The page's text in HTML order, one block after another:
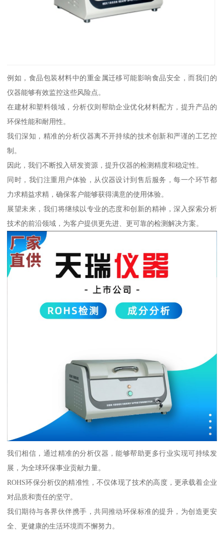
例如，食品包装材料中的重金属迁移可能影响食品安全，而我们的
仪器能够有效监控这些风险点。
在建材和塑料领域，分析仪则帮助企业优化材料配方，提升产品的
环保性能和耐用性。
我们深知，精准的分析仪器离不开持续的技术创新和严谨的工艺控
制。
因此，我们不断投入研发资源，提升仪器的检测精度和稳定性。
同时，我们注重用户体验，从仪器设计到售后服务，每一个环节都
力求精益求精，确保客户能够获得满意的使用体验。
展望未来，我们将继续以专业的态度和创新的精神，深入探索分析
技术的前沿领域，为客户提供更先进、更可靠的检测解决方案。
我们相信，通过精准的分析仪器，能够帮助更多行业实现可持续发
展，为全球环保事业贡献力量。
ROHS环保分析仪的精准性，不仅体现了技术的高度，更承载着企业
对品质和责任的坚守。
我们期待与各界伙伴携手，共同推动环保标准的提升，为创造更安
全、更健康的生活环境而不懈努力。